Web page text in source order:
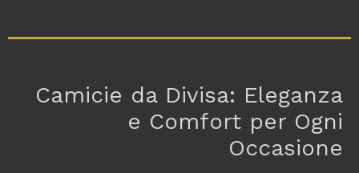
Camicie da Divisa: Eleganza
e Comfort per Ogni
Occasione